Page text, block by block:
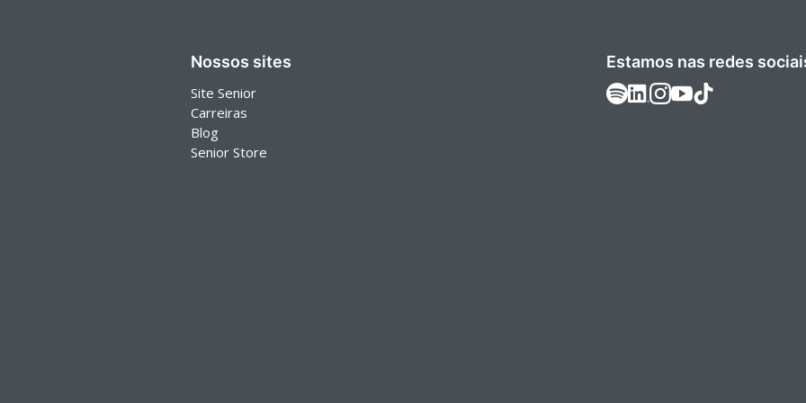
Nossos sites
Site Senior
Carreiras
Blog
Senior Store
Estamos nas redes